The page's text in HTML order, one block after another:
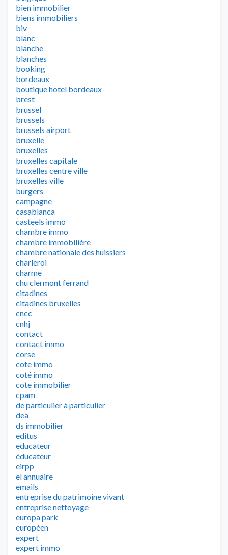
bien immobilier
biens immobiliers
biv
blanc
blanche
blanches
booking
bordeaux
boutique hotel bordeaux
brest
brussel
brussels
brussels airport
bruxelle
bruxelles
bruxelles capitale
bruxelles centre ville
bruxelles ville
burgers
campagne
casablanca
casteels immo
chambre immo
chambre immobilière
chambre nationale des huissiers
charleroi
charme
chu clermont ferrand
citadines
citadines bruxelles
cncc
cnhj
contact
contact immo
corse
cote immo
coté immo
cote immobilier
cpam
de particulier à particulier
dea
ds immobilier
editus
educateur
éducateur
eirpp
el annuaire
emails
entreprise du patrimoine vivant
entreprise nettoyage
europa park
européen
expert
expert immo